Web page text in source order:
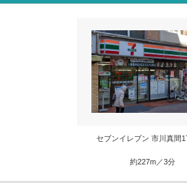
セブンイレブン 市川真間
約227m／3分